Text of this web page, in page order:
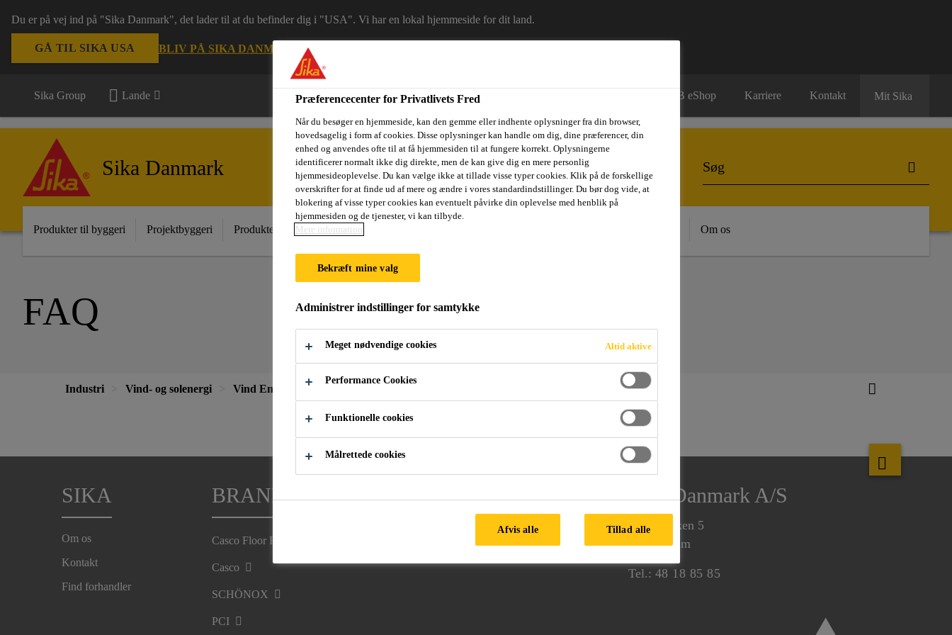
Du er på vej ind på "Sika Danmark", det lader til at du befinder dig i "USA". Vi har en lokal hjemmeside for dit land.
GÅ TIL SIKA USA BLIV PÅ SIKA DANMARK VÆLG ET LAND
Sika Group Lande B2B eShop Karriere Kontakt Mit Sika
Sika Danmark
Produkter til byggeri Projektbyggeri Produkter til industri Dokumenter Om os
FAQ
Industri Vind- og solenergi Vind Energi
SIKA
Om os
Kontakt
Find forhandler
BRANDS
Casco Floor Expert
Casco
SCHÖNOX
PCI
FØLG SIKA Sika Danmark A/S
Hirsemarken 5
3520 Farum
Tel.: 48 18 85 85
Præferencecenter for Privatlivets Fred
Når du besøger en hjemmeside, kan den gemme eller indhente oplysninger fra din browser,
hovedsagelig i form af cookies. Disse oplysninger kan handle om dig, dine præferencer, din
enhed og anvendes ofte til at få hjemmesiden til at fungere korrekt. Oplysningerne
identificerer normalt ikke dig direkte, men de kan give dig en mere personlig
hjemmesideoplevelse. Du kan vælge ikke at tillade visse typer cookies. Klik på de forskellige
overskrifter for at finde ud af mere og ændre i vores standardindstillinger. Du bør dog vide, at
blokering af visse typer cookies kan eventuelt påvirke din oplevelse med henblik på
hjemmesiden og de tjenester, vi kan tilbyde.
Mere information
Bekræft mine valg
Administrer indstillinger for samtykke
Meget nødvendige cookies Altid aktive
Performance Cookies
Funktionelle cookies
Målrettede cookies
Afvis alle Tillad alle